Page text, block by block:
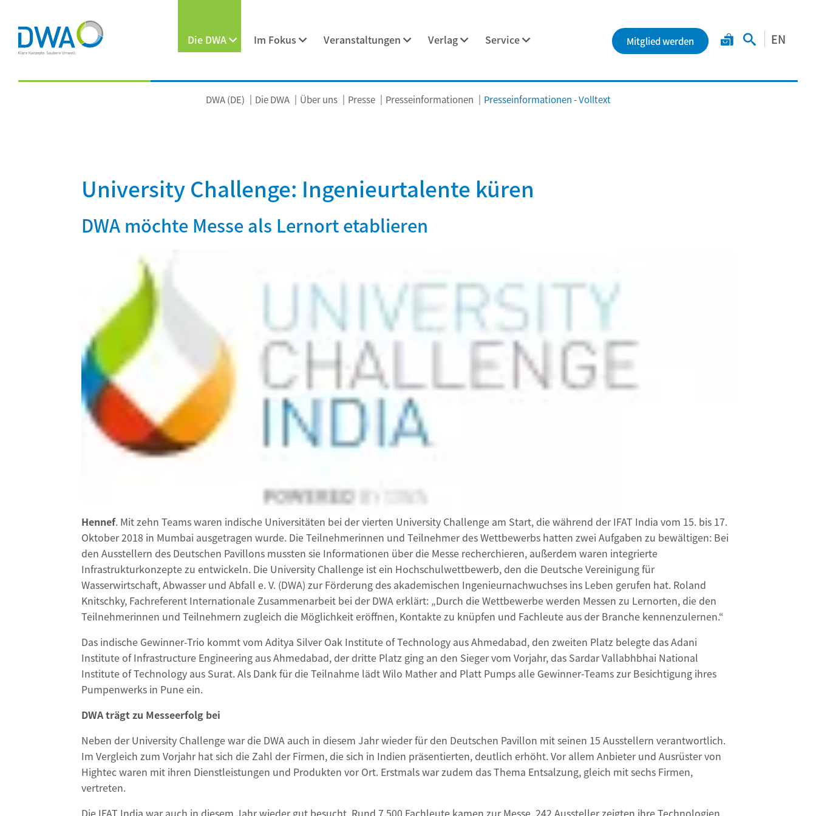
Die DWA Im Fokus Veranstaltungen Verlag Service Mitglied werden EN
DWA (DE) Die DWA Über uns Presse Presseinformationen Presseinformationen - Volltext
University Challenge: Ingenieurtalente küren
DWA möchte Messe als Lernort etablieren
Hennef. Mit zehn Teams waren indische Universitäten bei der vierten University Challenge am Start, die während der IFAT India vom 15. bis 17.
Oktober 2018 in Mumbai ausgetragen wurde. Die Teilnehmerinnen und Teilnehmer des Wettbewerbs hatten zwei Aufgaben zu bewältigen: Bei
den Ausstellern des Deutschen Pavillons mussten sie Informationen über die Messe recherchieren, außerdem waren integrierte
Infrastrukturkonzepte zu entwickeln. Die University Challenge ist ein Hochschulwettbewerb, den die Deutsche Vereinigung für
Wasserwirtschaft, Abwasser und Abfall e. V. (DWA) zur Förderung des akademischen Ingenieurnachwuchses ins Leben gerufen hat. Roland
Knitschky, Fachreferent Internationale Zusammenarbeit bei der DWA erklärt: „Durch die Wettbewerbe werden Messen zu Lernorten, die den
Teilnehmerinnen und Teilnehmern zugleich die Möglichkeit eröffnen, Kontakte zu knüpfen und Fachleute aus der Branche kennenzulernen.“
Das indische Gewinner-Trio kommt vom Aditya Silver Oak Institute of Technology aus Ahmedabad, den zweiten Platz belegte das Adani
Institute of Infrastructure Engineering aus Ahmedabad, der dritte Platz ging an den Sieger vom Vorjahr, das Sardar Vallabhbhai National
Institute of Technology aus Surat. Als Dank für die Teilnahme lädt Wilo Mather and Platt Pumps alle Gewinner-Teams zur Besichtigung ihres
Pumpenwerks in Pune ein.
DWA trägt zu Messeerfolg bei
Neben der University Challenge war die DWA auch in diesem Jahr wieder für den Deutschen Pavillon mit seinen 15 Ausstellern verantwortlich.
Im Vergleich zum Vorjahr hat sich die Zahl der Firmen, die sich in Indien präsentierten, deutlich erhöht. Vor allem Anbieter und Ausrüster von
Hightec waren mit ihren Dienstleistungen und Produkten vor Ort. Erstmals war zudem das Thema Entsalzung, gleich mit sechs Firmen,
vertreten.
Die IFAT India war auch in diesem Jahr wieder gut besucht. Rund 7.500 Fachleute kamen zur Messe. 242 Aussteller zeigten ihre Technologien